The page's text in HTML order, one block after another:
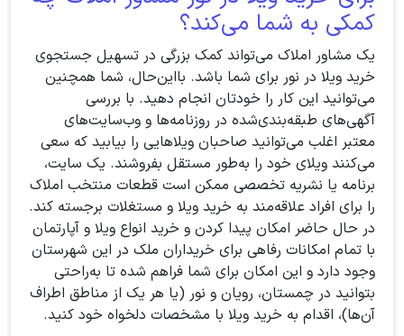
کمکی به شما می‌کند؟
یک مشاور املاک می‌تواند کمک بزرگی در تسهیل جستجوی
خرید ویلا در نور برای شما باشد. بااین‌حال، شما همچنین
می‌توانید این کار را خودتان انجام دهید. با بررسی
آگهی‌های طبقه‌بندی‌شده در روزنامه‌ها و وب‌سایت‌های
معتبر اغلب می‌توانید صاحبان ویلاهایی را بیابید که سعی
می‌کنند ویلای خود را به‌طور مستقل بفروشند. یک سایت،
برنامه یا نشریه تخصصی ممکن است قطعات منتخب املاک
را برای افراد علاقه‌مند به خرید ویلا و مستغلات برجسته کند.
در حال حاضر امکان پیدا کردن و خرید انواع ویلا و آپارتمان
با تمام امکانات رفاهی برای خریداران ملک در این شهرستان
وجود دارد و این امکان برای شما فراهم شده تا به‌راحتی
بتوانید در چمستان، رویان و نور (یا هر یک از مناطق اطراف
آن‌ها)، اقدام به خرید ویلا با مشخصات دلخواه خود کنید.